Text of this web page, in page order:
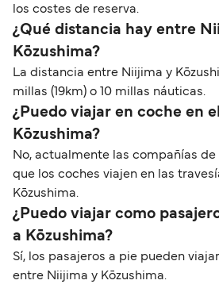
los costes de reserva.
¿Qué distancia hay entre
Kōzushima?
La distancia entre Niijima y
millas (19km) o 10 millas náuticas.
¿Puedo viajar en coche en
Kōzushima?
No, actualmente las compañías
que los coches viajen en las
Kōzushima.
¿Puedo viajar como
a Kōzushima?
Sí, los pasajeros a pie pueden
entre Niijima y Kōzushima.